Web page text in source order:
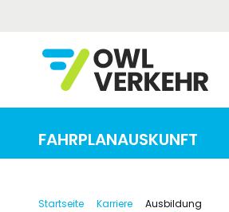
FAHRPLANAUSKUNFT
Startseite Karriere Ausbildung